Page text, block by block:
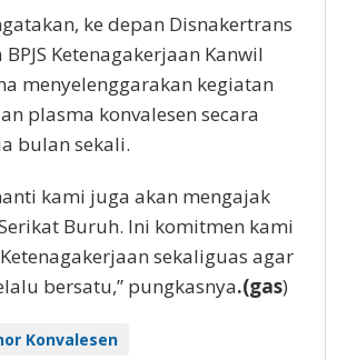
ke depan Disnakertrans
Ketenagakerjaan Kanwil
menyelenggarakan kegiatan
plasma konvalesen secara
bulan sekali.
kami juga akan mengajak
Buruh. Ini komitmen kami
Ketenagakerjaan sekaliguas agar
bersatu,” pungkasnya.(gas)
Konvalesen